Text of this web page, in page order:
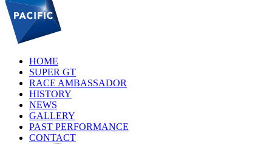
HOME
SUPER GT
RACE AMBASSADOR
HISTORY
NEWS
GALLERY
PAST PERFORMANCE
CONTACT